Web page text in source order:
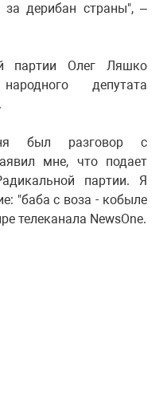
за дерибан страны", –
партии Олег Ляшко
депутата
был разговор с
мне, что подает
партии. Я
"баба с воза - кобыле
телеканала NewsOnе.